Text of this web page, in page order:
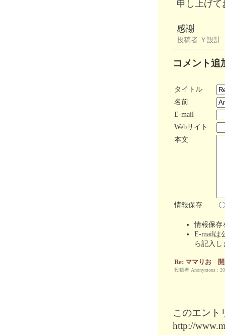
申し上げて
感謝
投稿者 Ｙ設計
コメント追
タイトル
名前
E-mail
Webサイト
本文
情報保存
情報保存
E-mailは
ら記入し
Re: ママりお
投稿者 Anonymous :
このエント
http://